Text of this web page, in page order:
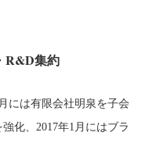
R&D集約
には有限会社明泉を子会
化、2017年1月にはブラ